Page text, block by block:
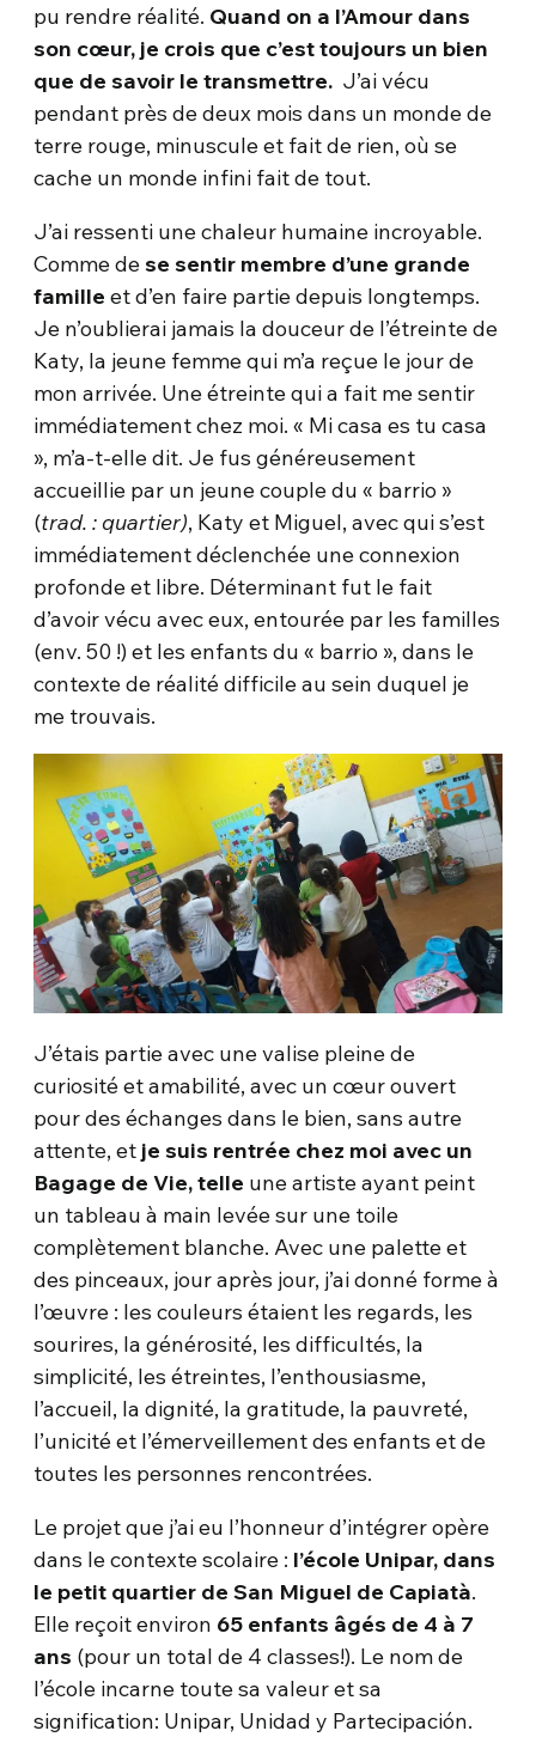
pu rendre réalité. Quand on a l’Amour dans
son cœur, je crois que c’est toujours un bien
que de savoir le transmettre. J’ai vécu
pendant près de deux mois dans un monde de
terre rouge, minuscule et fait de rien, où se
cache un monde infini fait de tout.
J’ai ressenti une chaleur humaine incroyable.
Comme dese sentir membre d’une grande
famille et d’en faire partie depuis longtemps.
Je n’oublierai jamais la douceur de l’étreinte de
Katy, la jeune femme qui m’a reçue le jour de
mon arrivée. Une étreinte qui a fait me sentir
immédiatement chez moi. « Mi casa es tu casa
», m’a-t-elle dit. Je fus généreusement
accueillie par un jeune couple du « barrio »
(trad. : quartier), Katy et Miguel, avec qui s’est
immédiatement déclenchée une connexion
profonde et libre. Déterminant fut le fait
d’avoir vécu avec eux, entourée par les familles
(env. 50 !) et les enfants du « barrio », dans le
contexte de réalité difficile au sein duquel je
me trouvais.
J’étais partie avec une valise pleine de
curiosité et amabilité, avec un cœur ouvert
pour des échanges dans le bien, sans autre
attente, et je suis rentrée chez moi avec un
Bagage de Vie, telle une artiste ayant peint
un tableau à main levée sur une toile
complètement blanche. Avec une palette et
des pinceaux, jour après jour, j’ai donné forme à
l’œuvre : les couleurs étaient les regards, les
sourires, la générosité, les difficultés, la
simplicité, les étreintes, l’enthousiasme,
l’accueil, la dignité, la gratitude, la pauvreté,
l’unicité et l’émerveillement des enfants et de
toutes les personnes rencontrées.
Le projet que j’ai eu l’honneur d’intégrer opère
dans le contexte scolaire : l’école Unipar, dans
le petit quartier de San Miguel de Capiatà.
Elle reçoit environ 65 enfants âgés de 4 à 7
ans (pour un total de 4 classes!). Le nom de
l’école incarne toute sa valeur et sa
signification: Unipar, Unidad y Partecipación.